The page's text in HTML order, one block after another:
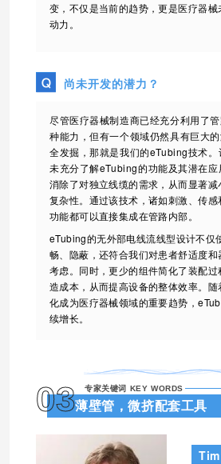
变，不仅是当前的趋势，更是医疗器
动力 。
尚未开发的潜力？
尽管医疗器械制造商已经充分利用了
种能力，但有一个领域仍然具有巨大
全发掘，那就是我们的eTubing技术。
未充分了解eTubing的功能及其潜在应
消除了对独立线缆的需求，从而显著减
复杂性。通过该技术，诸如刺激、传
功能都可以直接集成在管路内部。
eTubing的无外部电线流线型设计不仅
畅、隐蔽，还符合我们对患者舒适度
考虑。同时，更少的组件简化了装配
造成本，从而提高设备的整体效率。
化成为医疗器械领域的重要趋势，
续增长。
03 专家关键词 KEY WORDS
薄壁管，微挤配套工具